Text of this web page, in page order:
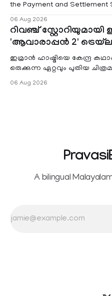
the Payment and Settlement
service providers to levy
unified payments interface
06 Aug 2026
റിവഞ്ച് സ്റ്റോറിയുമായി
'ആവാരാപ്പൻ 2'
ഇമ്രാൻ ഹാഷ്മിയെ കേന്ദ്ര
ഒരുക്കുന്ന ഏറ്റവും പുതിയ
06 Aug 2026
A bilingual